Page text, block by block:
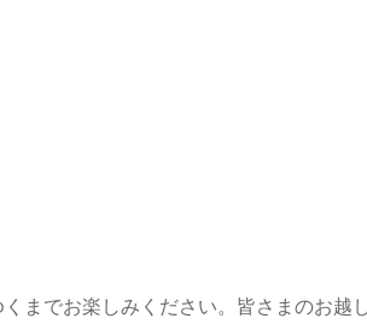
までお楽しみください。皆さまのお越